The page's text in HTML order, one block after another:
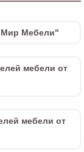
Мебели"
мебели от
мебели от